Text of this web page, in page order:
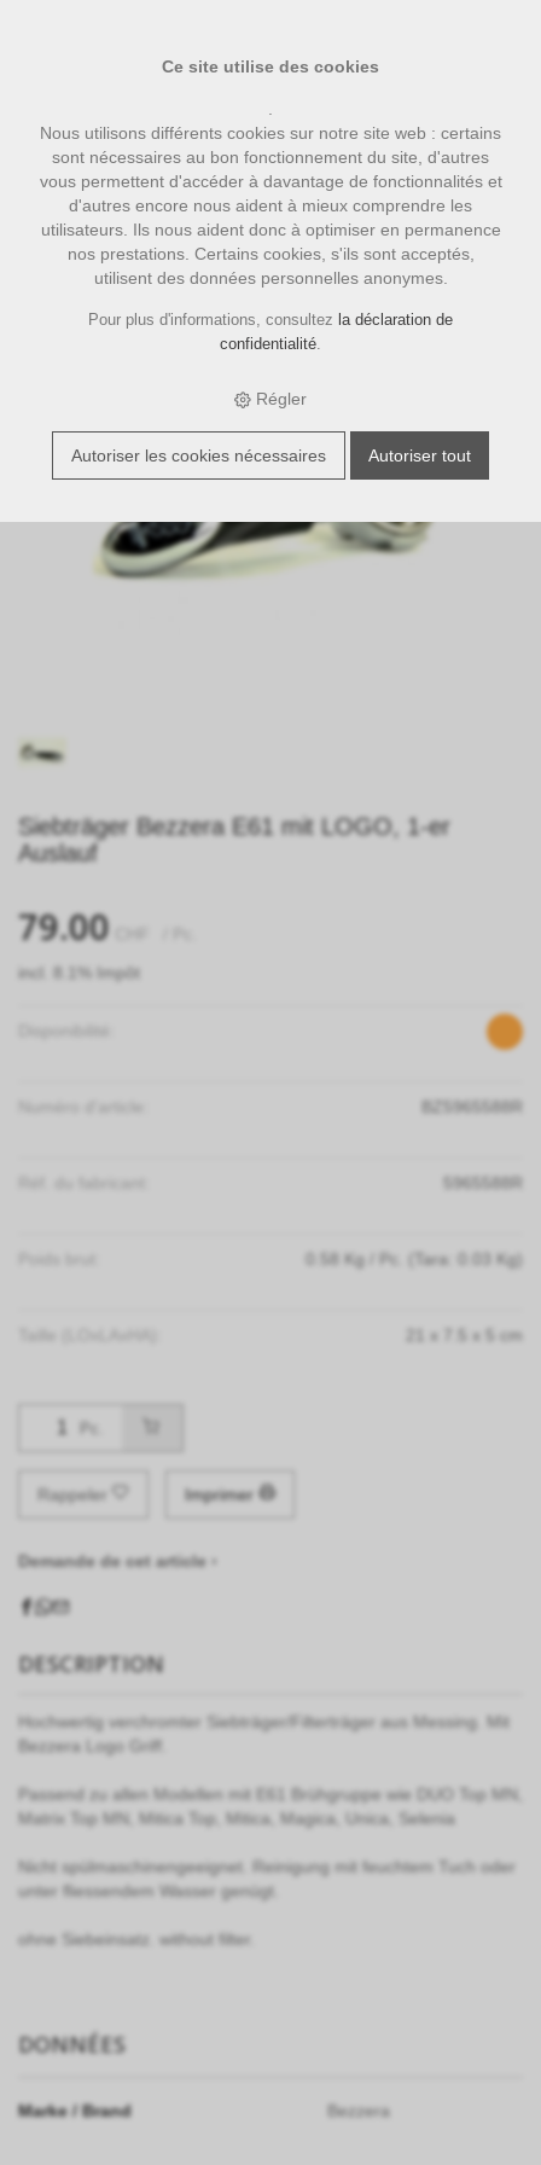
accessoires › Bezzera Zubehör › Siebträger Bezzera E61
Siebträger Bezzera E61 mit LOGO, 1-er
Auslauf
79.00
incl. 8.1% Impôt
BZ5965588R
5965588R
Kg / Pc. (Tara: 0.03 Kg)
x x cm
Pc.
Rappeler Imprimer
Demande de cet article ›
DESCRIPTION
Hochwertig verchromter Siebträger/Filterträger aus Messing. Mit
Bezzera Logo Griff.
Passend zu allen Modellen mit E61 Brühgruppe wie DUO Top MN,
Matrix Top MN, Mitica Top, Mitica, Magica, Unica, Selenia
Nicht spülmaschinengeeignet. Reinigung mit feuchtem Tuch oder
unter fliessendem Wasser genügt.
ohne Siebeinsatz. without filter.
DONNÉES
Marke / Brand Bezzera
Ce site utilise des cookies
Nous utilisons différents cookies sur notre site web : certains
sont nécessaires au bon fonctionnement du site, d'autres
vous permettent d'accéder à davantage de fonctionnalités et
d'autres encore nous aident à mieux comprendre les
utilisateurs. Ils nous aident donc à optimiser en permanence
nos prestations. Certains cookies, s'ils sont acceptés,
utilisent des données personnelles anonymes.
Pour plus d'informations, consultez la déclaration de
confidentialité.
Régler
Autoriser les cookies nécessaires Autoriser tout